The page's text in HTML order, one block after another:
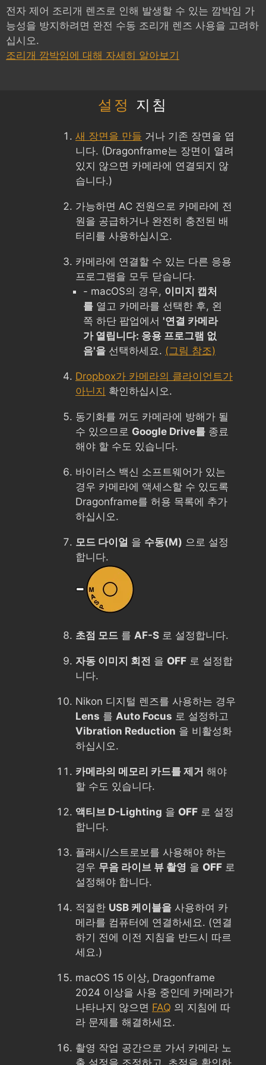
전자 제어 조리개 렌즈로 인해 발생할 수 있는 깜박임 가
능성을 방지하려면 완전 수동 조리개 렌즈 사용을 고려하
십시오.
조리개 깜박임에 대해 자세히 알아보기
설정 지침
새 장면을 만들 거나 기존 장면을 엽
니다. (Dragonframe는 장면이 열려
있지 않으면 카메라에 연결되지 않
습니다.)
가능하면 AC 전원으로 카메라에 전
원을 공급하거나 완전히 충전된 배
터리를 사용하십시오.
카메라에 연결할 수 있는 다른 응용
프로그램을 모두 닫습니다.
- macOS의 경우, 이미지 캡처
를 열고 카메라를 선택한 후, 왼
쪽 하단 팝업에서 '연결 카메라
가 열립니다: 응용 프로그램 없
음'을 선택하세요. (그림 참조)
Dropbox가 카메라의 클라이언트가
아닌지 확인하십시오.
동기화를 꺼도 카메라에 방해가 될
수 있으므로 Google Drive를 종료
해야 할 수도 있습니다.
바이러스 백신 소프트웨어가 있는
경우 카메라에 액세스할 수 있도록
Dragonframe를 허용 목록에 추가
하십시오.
모드 다이얼 을 수동(M) 으로 설정
합니다.
초점 모드 를 AF-S 로 설정합니다.
자동 이미지 회전 을 OFF 로 설정합
니다.
Nikon 디지털 렌즈를 사용하는 경우
Lens 를 Auto Focus 로 설정하고
Vibration Reduction 을 비활성화
하십시오.
카메라의 메모리 카드를 제거 해야
할 수도 있습니다.
액티브 D-Lighting 을 OFF 로 설정
합니다.
플래시/스트로보를 사용해야 하는
경우 무음 라이브 뷰 촬영 을 OFF 로
설정해야 합니다.
적절한 USB 케이블을 사용하여 카
메라를 컴퓨터에 연결하세요. (연결
하기 전에 이전 지침을 반드시 따르
세요.)
macOS 15 이상, Dragonframe
2024 이상을 사용 중인데 카메라가
나타나지 않으면 FAQ 의 지침에 따
라 문제를 해결하세요.
촬영 작업 공간으로 가서 카메라 노
출 설정을 조정하고, 초점을 확인하